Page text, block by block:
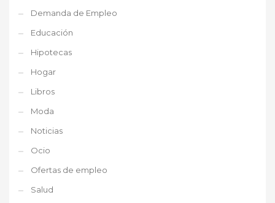
Demanda de Empleo
Educación
Hipotecas
Hogar
Libros
Moda
Noticias
Ocio
Ofertas de empleo
Salud